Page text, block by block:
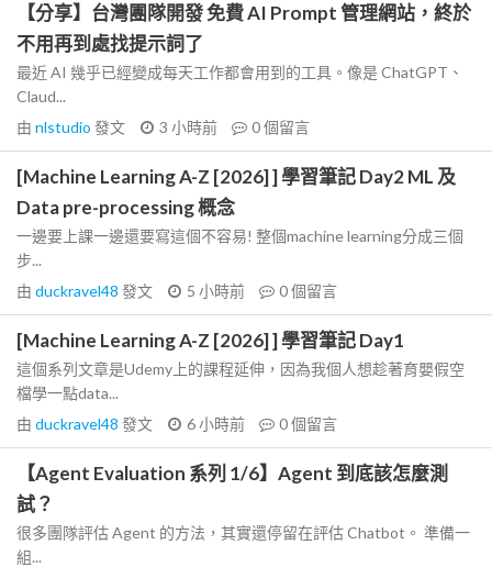
【分享】台灣團隊開發 免費 AI Prompt 管理網站，終於
不用再到處找提示詞了
最近 AI 幾乎已經變成每天工作都會用到的工具。像是 ChatGPT、
Claud...
由 nlstudio 發文 3 小時前 0個留言
[Machine Learning A-Z [2026] ] 學習筆記 Day2 ML 及
Data pre-processing 概念
一邊要上課一邊還要寫這個不容易! 整個machine learning分成三個
步...
由 duckravel48 發文 5 小時前 0個留言
[Machine Learning A-Z [2026] ] 學習筆記 Day1
這個系列文章是Udemy上的課程延伸，因為我個人想趁著育嬰假空
檔學一點data...
由 duckravel48 發文 6 小時前 0個留言
【Agent Evaluation 系列 1/6】Agent 到底該怎麼測
試？
很多團隊評估 Agent 的方法，其實還停留在評估 Chatbot。 準備一
組...